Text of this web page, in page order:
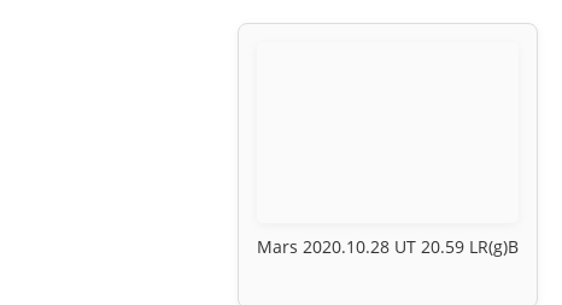
Mars 2020.10.28 UT 20.59 LR(g)B